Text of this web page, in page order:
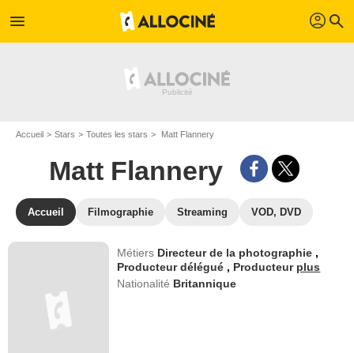
menu profil search
Accueil Stars Toutes les stars Matt Flannery
Matt Flannery
Accueil Filmographie Streaming VOD, DVD
Métiers Directeur de la photographie ,
Producteur délégué , Producteur plus
Nationalité Britannique